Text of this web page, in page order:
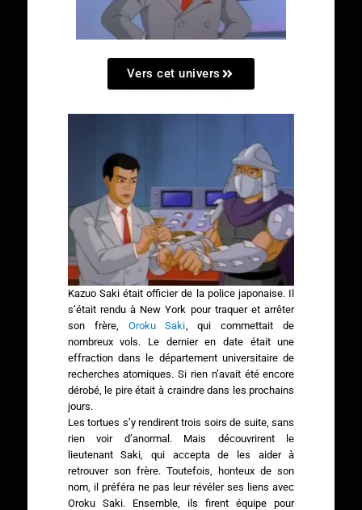
Vers cet univers
Kazuo Saki était officier de la police japonaise. Il
s’était rendu à New York pour traquer et arrêter
son frère, Oroku Saki , qui commettait de
nombreux vols. Le dernier en date était une
effraction dans le département universitaire de
recherches atomiques. Si rien n’avait été encore
dérobé, le pire était à craindre dans les prochains
jours.
Les tortues s’y rendirent trois soirs de suite, sans
rien voir d’anormal. Mais découvrirent le
lieutenant Saki, qui accepta de les aider à
retrouver son frère. Toutefois, honteux de son
nom, il préféra ne pas leur révéler ses liens avec
Oroku Saki. Ensemble, ils firent équipe pour